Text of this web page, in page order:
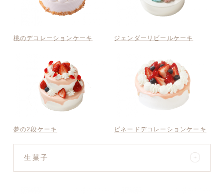
桃のデコレーションケーキ ジェンダーリビールケーキ
夢の2段ケーキ ピネードデコレーションケーキ
生菓子